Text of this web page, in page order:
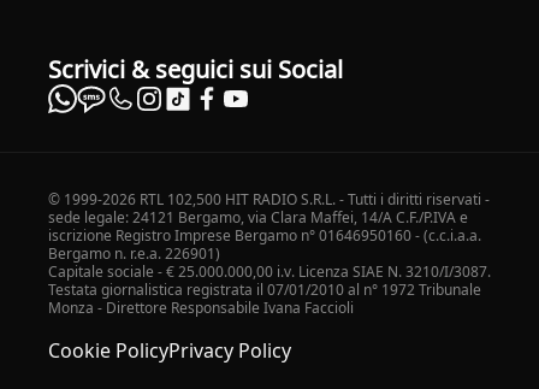
Scrivici & seguici sui Social
© 1999-2026 RTL 102,500 HIT RADIO S.R.L. - Tutti i diritti riservati -
sede legale: 24121 Bergamo, via Clara Maffei, 14/A C.F./P.IVA e
iscrizione Registro Imprese Bergamo n° 01646950160 - (c.c.i.a.a.
Bergamo n. r.e.a. 226901)
Capitale sociale - € 25.000.000,00 i.v. Licenza SIAE N. 3210/I/3087.
Testata giornalistica registrata il 07/01/2010 al n° 1972 Tribunale
Monza - Direttore Responsabile Ivana Faccioli
Cookie PolicyPrivacy Policy